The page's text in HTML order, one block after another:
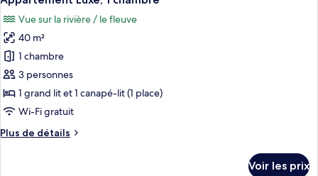
toutes
les
photos
pour
ce
type
de
chambre :
Appartement
Vue sur la rivière / le fleuve
40 m²
1 chambre
3 personnes
1 grand lit et 1 canapé-lit (1 place)
Wi-Fi gratuit
Plus de détails
Plus
Voir les prix